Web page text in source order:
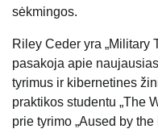
sėkmingos.
Riley Ceder yra „Military
pasakoja apie
tyrimus ir kibernetines
praktikos studentu „The
prie tyrimo „Aused by the